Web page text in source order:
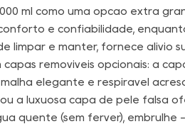
ml como uma opção extra
e confiabilidade,
limpar e manter, fornece alívio
removíveis opcionais: a
elegante e respirável
a luxuosa capa de pele falsa
quente (sem ferver),